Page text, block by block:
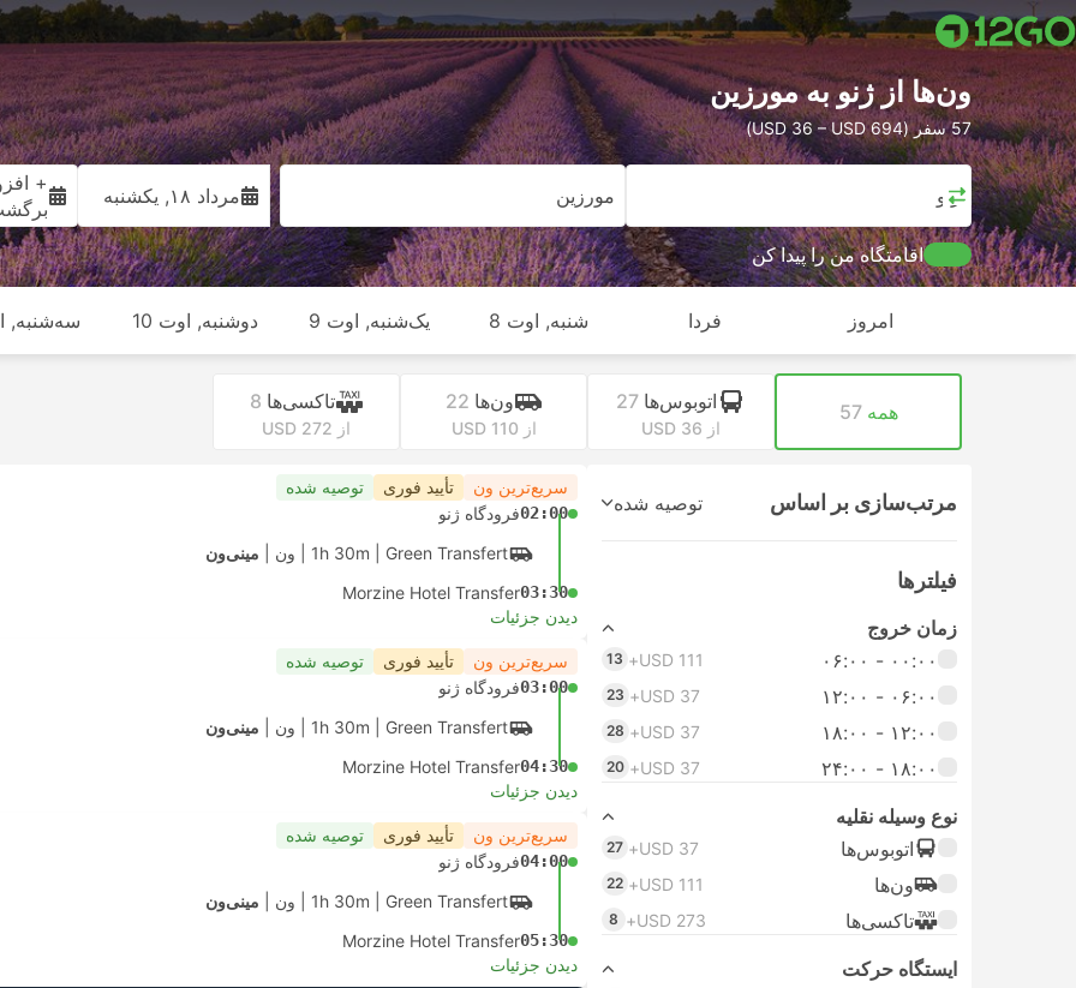
ون‌ها از ژنو به مورزین
57 سفر (USD 36 – USD 694)
ژنو مورزین مرداد ۱۸, یکشنبه
+
اقامتگاه من را پیدا کن
امروز فردا شنبه, اوت 8 یک‌شنبه, اوت 9 دوشنبه, اوت 10 سه‌شنبه,
همه 57 اتوبوس‌ها 27
از USD 36
ون‌ها 22
از USD 110
تاکسی‌ها 8
از USD 272
مرتب‌سازی بر اساس توصیه شده
فیلتر‌ها
زمان خروج
۰۰:۰۰ - ۰۶:۰۰
USD 111+
13
۰۶:۰۰ - ۱۲:۰۰ USD 37+
23
۱۲:۰۰ - ۱۸:۰۰ USD 37+
28
۱۸:۰۰ - ۲۴:۰۰ USD 37+
20
نوع وسیله نقلیه
اتوبوس‌ها
USD 37+
27
ون‌ها USD 111+
22
تاکسی‌ها USD 273+
8
ایستگاه حرکت
سریع‌ترین ون تأیید فوری توصیه شده
02:00فرودگاه ژنو
1h 30m | Green Transfert ون مینی‌ون
03:30
Morzine Hotel Transfer
دیدن جزئیات
سریع‌ترین ون تأیید فوری توصیه شده
03:00فرودگاه ژنو
1h 30m | Green Transfert ون مینی‌ون
04:30
Morzine Hotel Transfer
دیدن جزئیات
سریع‌ترین ون تأیید فوری توصیه شده
04:00فرودگاه ژنو
1h 30m | Green Transfert ون مینی‌ون
05:30
Morzine Hotel Transfer
دیدن جزئیات